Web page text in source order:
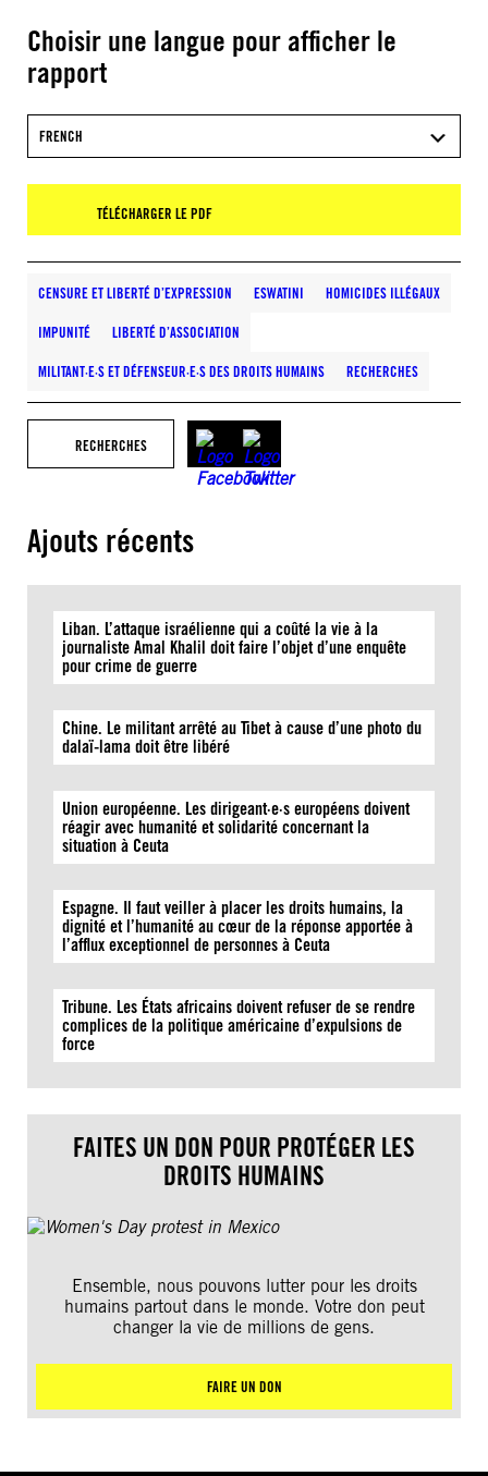
Choisir une langue pour afficher le
rapport
FRENCH
TÉLÉCHARGER LE PDF
CENSURE ET LIBERTÉ D’EXPRESSION ESWATINI HOMICIDES ILLÉGAUX
IMPUNITÉ LIBERTÉ D’ASSOCIATION
MILITANT·E·S ET DÉFENSEUR·E·S DES DROITS HUMAINS RECHERCHES
RECHERCHES
Ajouts récents
Liban. L’attaque israélienne qui a coûté la vie à la
journaliste Amal Khalil doit faire l’objet d’une enquête
pour crime de guerre
Chine. Le militant arrêté au Tibet à cause d’une photo du
dalaï-lama doit être libéré
Union européenne. Les dirigeant·e·s européens doivent
réagir avec humanité et solidarité concernant la
situation à Ceuta
Espagne. Il faut veiller à placer les droits humains, la
dignité et l’humanité au cœur de la réponse apportée à
l’afflux exceptionnel de personnes à Ceuta
Tribune. Les États africains doivent refuser de se rendre
complices de la politique américaine d’expulsions de
force
FAITES UN DON POUR PROTÉGER LES
DROITS HUMAINS
Ensemble, nous pouvons lutter pour les droits
humains partout dans le monde. Votre don peut
changer la vie de millions de gens.
FAIRE UN DON